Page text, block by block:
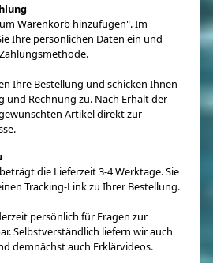
Warenkorb hinzufügen". Im
Ihre persönlichen Daten ein und
Ihre Bestellung und schicken Ihnen
Rechnung zu. Nach Erhalt der
Artikel direkt zur
die Lieferzeit 3-4 Werktage. Sie
Tracking-Link zu Ihrer Bestellung.
persönlich für Fragen zur
Selbstverständlich liefern wir auch
demnächst auch Erklärvideos.